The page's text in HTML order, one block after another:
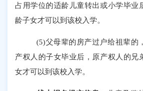
占用学位的适龄儿童转出或小学毕业
龄子女才可以到该校入学。
(5)父母辈的房产过户给祖辈的
产权人的子女毕业后，原产权人的兄
女才可以到该校入学。